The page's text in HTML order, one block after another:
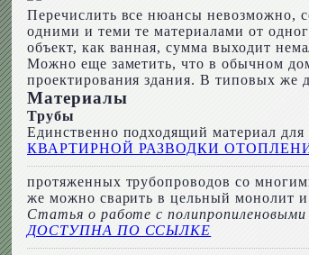
Перечислить все нюансы невозможно,
одними и теми те материалами от
объект, как ванная, сумма выходит
Можно еще заметить, что в обычном
проектирования здания. В типовых же
Материалы
Трубы
Единственно подходящий материал
КВАРТИРНОЙ РАЗВОДКИ
протяженных трубопроводов со
же можно сварить в цельный монолит и
Статья о работе с
ДОСТУПНА ПО ССЫЛКЕ